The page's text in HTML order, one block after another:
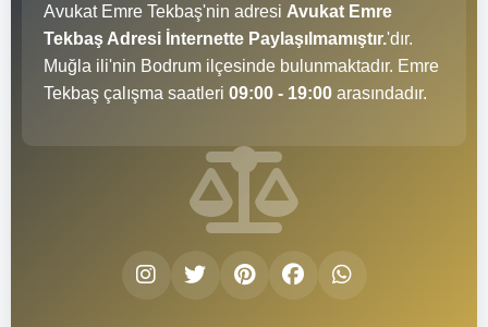
Avukat Emre Tekbaş'nin adresi Avukat Emre
Tekbaş Adresi İnternette Paylaşılmamıştır.'dır.
Muğla ili'nin Bodrum ilçesinde bulunmaktadır. Emre
Tekbaş çalışma saatleri 09:00 - 19:00 arasındadır.